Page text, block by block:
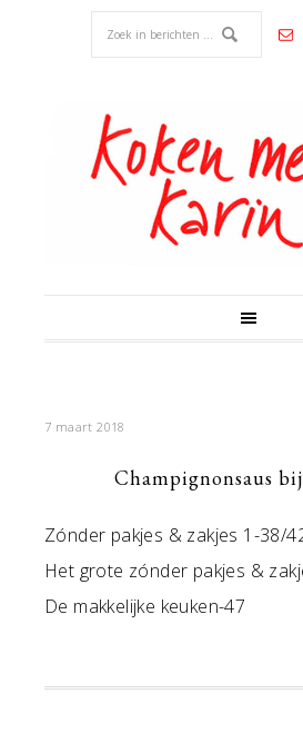
7 maart 2018
Champignonsaus
Zónder pakjes & zakjes 1-38/
Het grote zónder pakjes &
De makkelijke keuken-47